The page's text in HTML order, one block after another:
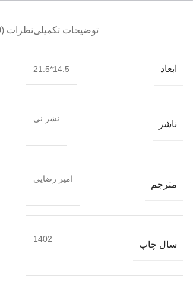
توضیحات تکمیلینظرات (0)
ابعاد 14.5*21.5
ناشر
نشر نی
مترجم
امیر رضایی
سال چاپ
1402